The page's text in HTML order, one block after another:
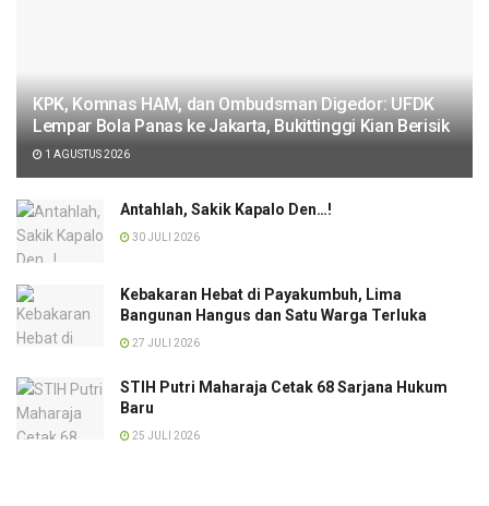
KPK, Komnas HAM, dan Ombudsman Digedor: UFDK
Lempar Bola Panas ke Jakarta, Bukittinggi Kian Berisik
1 AGUSTUS 2026
Antahlah, Sakik Kapalo Den…!
30 JULI 2026
Kebakaran Hebat di Payakumbuh, Lima
Bangunan Hangus dan Satu Warga Terluka
27 JULI 2026
STIH Putri Maharaja Cetak 68 Sarjana Hukum
Baru
25 JULI 2026